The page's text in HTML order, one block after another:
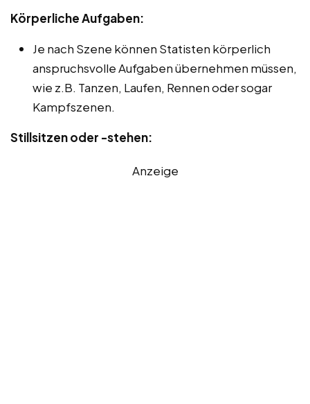
Körperliche Aufgaben:
Je nach Szene können Statisten körperlich
anspruchsvolle Aufgaben übernehmen müssen,
wie z.B. Tanzen, Laufen, Rennen oder sogar
Kampfszenen.
Stillsitzen oder -stehen:
Anzeige